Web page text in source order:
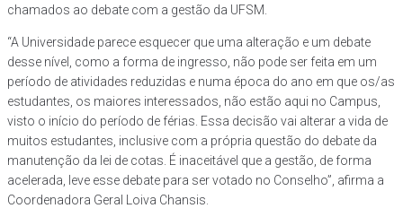
chamados ao debate com a gestão da UFSM.
“A Universidade parece esquecer que uma alteração e um debate
desse nível, como a forma de ingresso, não pode ser feita em um
período de atividades reduzidas e numa época do ano em que os/as
estudantes, os maiores interessados, não estão aqui no Campus,
visto o início do período de férias. Essa decisão vai alterar a vida de
muitos estudantes, inclusive com a própria questão do debate da
manutenção da lei de cotas. É inaceitável que a gestão, de forma
acelerada, leve esse debate para ser votado no Conselho”, afirma a
Coordenadora Geral Loiva Chansis.